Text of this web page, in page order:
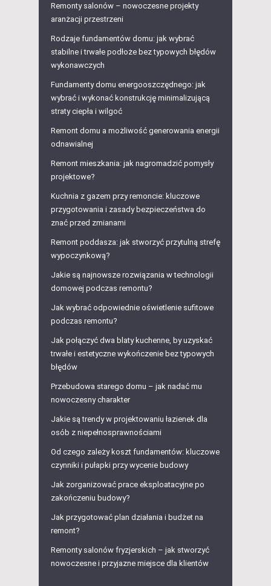
Remonty salonów – nowoczesne projekty
aranżacji przestrzeni
Rodzaje fundamentów domu: jak wybrać
stabilne i trwałe podłoże bez typowych błędów
wykonawczych
Fundamenty domu energooszczędnego: jak
wybrać i wykonać konstrukcję minimalizującą
straty ciepła i wilgoć
Remont domu a możliwość generowania energii
odnawialnej
Remont mieszkania: jak nagromadzić pomysły
projektowe?
Kuchnia z gazem przy remoncie: kluczowe
przygotowania i zasady bezpieczeństwa do
znać przed zmianami
Remont poddasza: jak stworzyć przytulną strefę
wypoczynkową?
Jakie są najnowsze rozwiązania w technologii
domowej podczas remontu?
Jak wybrać odpowiednie oświetlenie sufitowe
podczas remontu?
Jak połączyć dwa blaty kuchenne, by uzyskać
trwałe i estetyczne wykończenie bez typowych
błędów
Przebudowa starego domu – jak nadać mu
nowoczesny charakter
Jakie są trendy w projektowaniu łazienek dla
osób z niepełnosprawnościami
Od czego zależy koszt fundamentów: kluczowe
czynniki i pułapki przy wycenie budowy
Jak zorganizować prace eksploatacyjne po
zakończeniu budowy?
Jak przygotować plan działania i budżet na
remont?
Remonty salonów fryzjerskich – jak stworzyć
nowoczesne i przyjazne miejsce dla klientów